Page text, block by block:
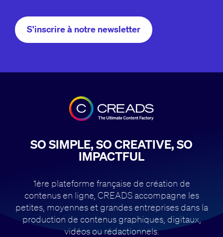
S'inscrire à notre newsletter
SO SIMPLE, SO CREATIVE, SO
IMPACTFUL
1ère plateforme française de création de
contenus en ligne, CREADS accompagne les
petites, moyennes et grandes entreprises dans la
production de contenus graphiques, digitaux,
vidéos ou rédactionnels.